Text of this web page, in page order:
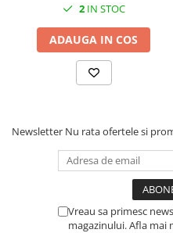
2IN STOC
ADAUGA IN COS
Newsletter Nu rata ofertele si
Vreau sa primesc
magazinului. Afla mai